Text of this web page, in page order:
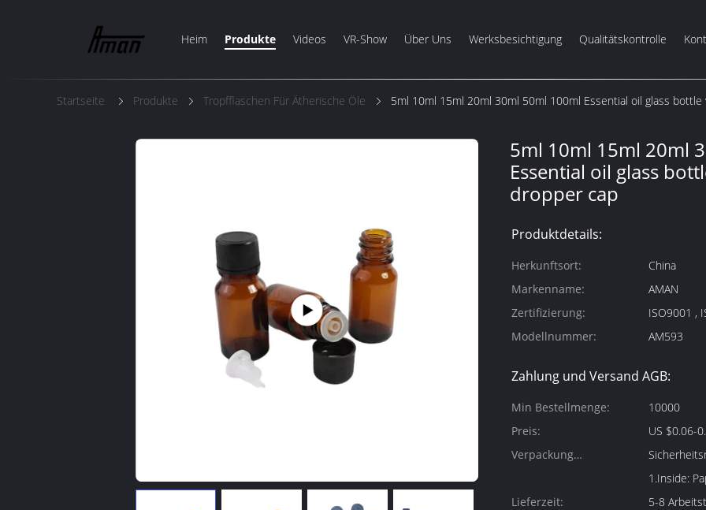
Heim Produkte Videos VR-Show Über Uns Werksbesichtigung Qualitätskontrolle
Startseite Produkte Tropfflaschen Für Ätherische Öle 5ml 10ml 15ml 20ml 30ml 50ml 100ml Essential oil glass
5ml 10ml 15ml 20ml
Essential oil glass
dropper cap
Produktdetails:
Herkunftsort:
China
Markenname:
AMAN
Zertifizierung:
Modellnummer:
AM593
Zahlung und Versand AGB:
Min Bestellmenge:
10000
Preis:
US $0.06-
Verpackung
1.Inside:
Lieferzeit:
5-8